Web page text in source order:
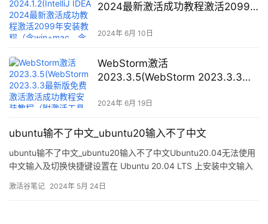
2024最新激活成功教程激活2099
工具+激活码）)
2024年 6月 10日
WebStorm激活
2023.3.5(WebStorm 2023.3.3最
程（附激活工具+激活码）-持续更
2024年 6月 19日
ubuntu输不了中文_ubuntu20输入不了中文
ubuntu输不了中文_ubuntu20输入不了中文Ubuntu20.04无法使用
中文输入及切换快捷键设置在 Ubuntu 20.04 LTS 上安装中文输入
打开终端，可以通过按下 `Ctrl + Alt + T` 组合键来打开终端。2. 在
激活谷笔记 2024年 5月 24日